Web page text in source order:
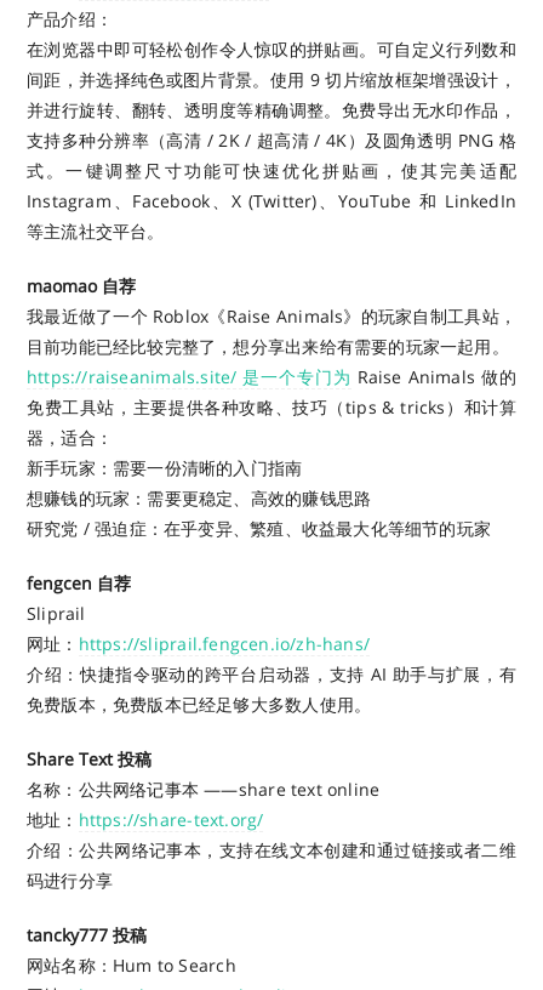
产品介绍：
在浏览器中即可轻松创作令人惊叹的拼贴画。可自定义行列数和
间距，并选择纯色或图片背景。使用 9 切片缩放框架增强设计，
并进行旋转、翻转、透明度等精确调整。免费导出无水印作品，
支持多种分辨率（高清 / 2K / 超高清 / 4K）及圆角透明 PNG 格
式。一键调整尺寸功能可快速优化拼贴画，使其完美适配
Instagram、Facebook、X (Twitter)、YouTube 和 LinkedIn
等主流社交平台。
maomao 自荐
我最近做了一个 Roblox《Raise Animals》的玩家自制工具站，
目前功能已经比较完整了，想分享出来给有需要的玩家一起用。
https://raiseanimals.site/ 是一个专门为 Raise Animals 做的
免费工具站，主要提供各种攻略、技巧（tips & tricks）和计算
器，适合：
新手玩家：需要一份清晰的入门指南
想赚钱的玩家：需要更稳定、高效的赚钱思路
研究党 / 强迫症：在乎变异、繁殖、收益最大化等细节的玩家
fengcen 自荐
Sliprail
网址： https://sliprail.fengcen.io/zh-hans/
介绍：快捷指令驱动的跨平台启动器，支持 AI 助手与扩展，有
免费版本，免费版本已经足够大多数人使用。
Share Text 投稿
名称：公共网络记事本 ——share text online
地址： https://share-text.org/
介绍：公共网络记事本，支持在线文本创建和通过链接或者二维
码进行分享
tancky777 投稿
网站名称：Hum to Search